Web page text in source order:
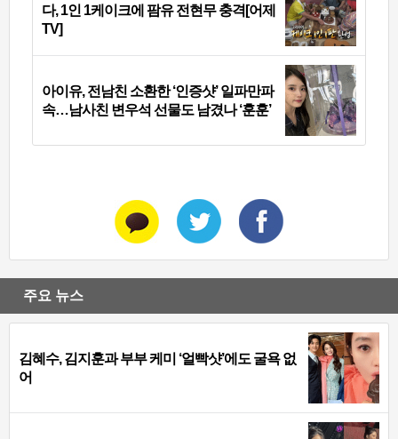
다, 1인 1케이크에 팜유 전현무 충격[어제
TV]
아이유, 전남친 소환한 ‘인증샷’ 일파만파
속…남사친 변우석 선물도 남겼나 ‘훈훈’
주요 뉴스
김혜수, 김지훈과 부부 케미 ‘얼빡샷’에도 굴욕 없
어